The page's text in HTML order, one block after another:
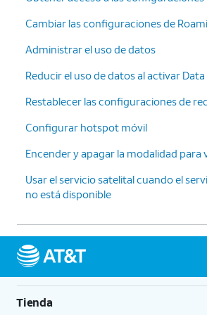
Cambiar las configuraciones de
Administrar el uso de datos
Reducir el uso de datos al activar
Restablecer las configuraciones de
Configurar hotspot móvil
Encender y apagar la modalidad para
Usar el servicio satelital cuando el
no está disponible
Tienda